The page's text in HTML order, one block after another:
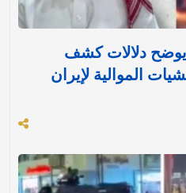
يوضح دلالات كشف
الموالية لإيران